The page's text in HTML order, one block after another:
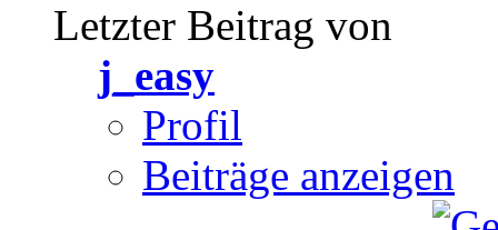
Letzter Beitrag von
j_easy
Profil
Beiträge anzeigen